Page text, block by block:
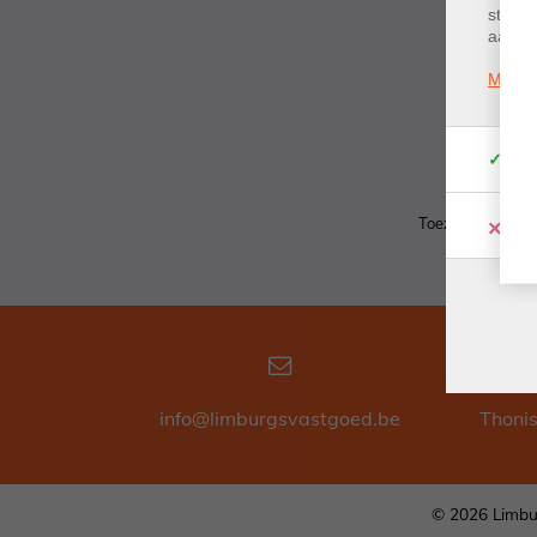
Lid
info@limburgsvastgoed.be
© 2026
aan
Meer